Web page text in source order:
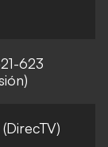
623